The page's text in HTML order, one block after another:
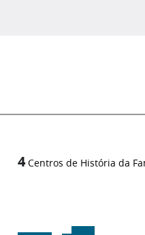
4 Centros de História da